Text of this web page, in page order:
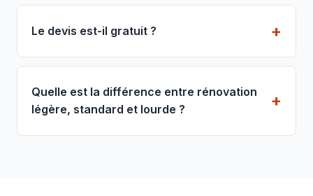
Le devis est-il gratuit ?
Quelle est la différence entre rénovation
légère, standard et lourde ?